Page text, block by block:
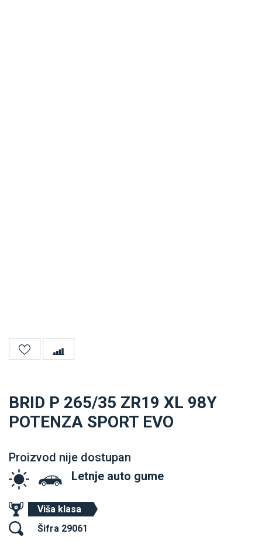
BRID P 265/35 ZR19 XL 98Y
POTENZA SPORT EVO
Proizvod nije dostupan
Letnje auto gume
Viša klasa
Šifra 29061